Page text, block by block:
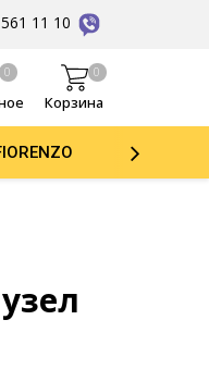
11 10
0 0
Корзина
Parker